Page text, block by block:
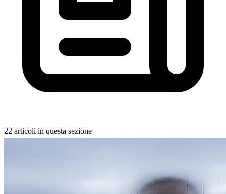
22 articoli in questa sezione